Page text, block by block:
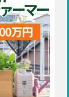
山形
福島
茨城
栃木
群馬